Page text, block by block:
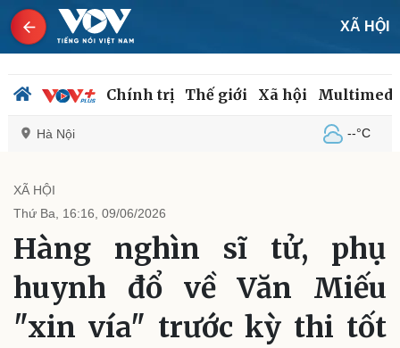
XÃ HỘI
Chính trị Thế giới Xã hội
Hà Nội --°C
Chính trị
Đảng
Tổ chức nhân sự
Quốc hội
Nhận diện sự thật
Tin 24h
Dự báo thời tiết
Giáo dục
Dấu ấn VOV
Việc làm
Biển đảo
XÃ HỘI
Thứ Ba, 16:16, 09/06/2026
Hàng nghìn sĩ tử, phụ
huynh đổ về Văn Miếu
"xin vía" trước kỳ thi tốt